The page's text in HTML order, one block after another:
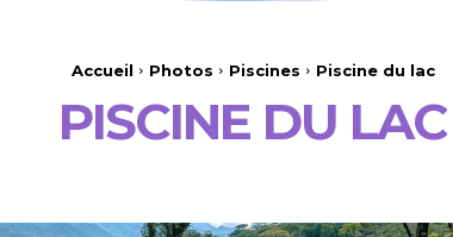
Accueil Photos Piscines Piscine du lac
PISCINE DU LAC